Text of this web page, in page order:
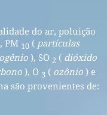
do ar, poluição
PM 10( partículas
), SO 2 ( dióxido
), O 3 ( ozônio) e
são provenientes de: